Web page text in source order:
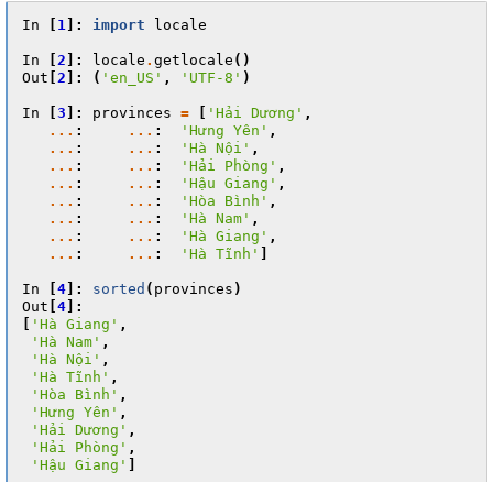
In 1 ]: import locale
In 2 ]: locale . getlocale ()
Out 2 ]: ( 'en_US' , 'UTF-8' )
In 3 ]: provinces = 'Hải Dương' ,
... : ... : 'Hưng Yên' ,
... : ... : 'Hà Nội' ,
... : ... : 'Hải Phòng' ,
... : ... : 'Hậu Giang' ,
... : ... : 'Hòa Bình' ,
... : ... : 'Hà Nam' ,
... : ... : 'Hà Giang' ,
... : ... : 'Hà Tĩnh'
In 4 ]: sorted ( provinces )
Out 4 ]:
'Hà Giang' ,
'Hà Nam' ,
'Hà Nội' ,
'Hà Tĩnh' ,
'Hòa Bình' ,
'Hưng Yên' ,
'Hải Dương' ,
'Hải Phòng' ,
'Hậu Giang'